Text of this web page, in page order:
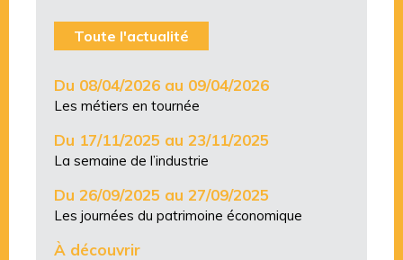
Toute l'actualité
Du 08/04/2026 au 09/04/2026
Les métiers en tournée
Du 17/11/2025 au 23/11/2025
La semaine de l’industrie
Du 26/09/2025 au 27/09/2025
Les journées du patrimoine économique
À découvrir